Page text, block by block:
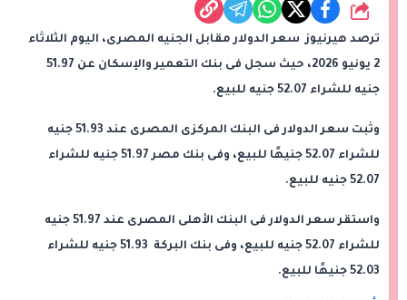
شارك
ترصد هيرنيوز سعر الدولار مقابل الجنيه المصرى، اليوم الثلاثاء
2 يونيو 2026، حيث سجل فى بنك التعمير والإسكان عن 51.97
جنيه للشراء 52.07 جنيه للبيع.
وثبت سعر الدولار فى البنك المركزى المصرى عند 51.93 جنيه
للشراء 52.07 جنيهًا للبيع، وفى بنك مصر 51.97 جنيه للشراء
52.07 جنيه للبيع.
واستقر سعر الدولار فى البنك الأهلى المصرى عند 51.97 جنيه
للشراء 52.07 جنيه للبيع، وفى بنك البركة 51.93 جنيه للشراء
52.03 جنيهًا للبيع.